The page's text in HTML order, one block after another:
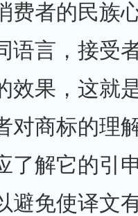
费者的民族
语言，接受
效果，这就
对商标的理
了解它的引
避免使译文